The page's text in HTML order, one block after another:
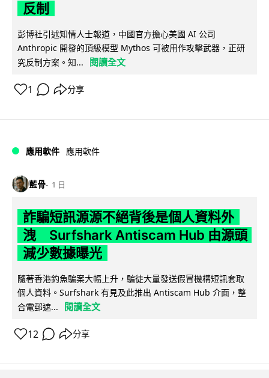
反制
彭博社引述知情人士報道，中國官方擔心美國 AI 公司
Anthropic 開發的頂級模型 Mythos 可被用作攻擊武器，正研
究反制方案。知...
閱讀全文
1 分享
應用軟件 應用軟件
藍骨 1 日
詐騙短訊源源不絕背後是個人資料外
洩 Surfshark Antiscam Hub 由源頭
減少數據曝光
隨著香港釣魚騙案大幅上升，騙徒大量發送假冒機構短訊套取
個人資料。Surfshark 有見及此推出 Antiscam Hub 介面，整
合電郵遮...
閱讀全文
12 分享